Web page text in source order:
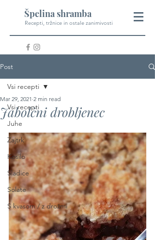
Špelina shramba
Recepti, tržnice in ostale zanimivosti
Post
Vsi recepti
Juhe
Zajtrk
Kosilo
Sladice
Solate
S kvasom / z drožmi
Vsi recepti
Jabolčni drobljenec
Mar 29, 2021 2 min read